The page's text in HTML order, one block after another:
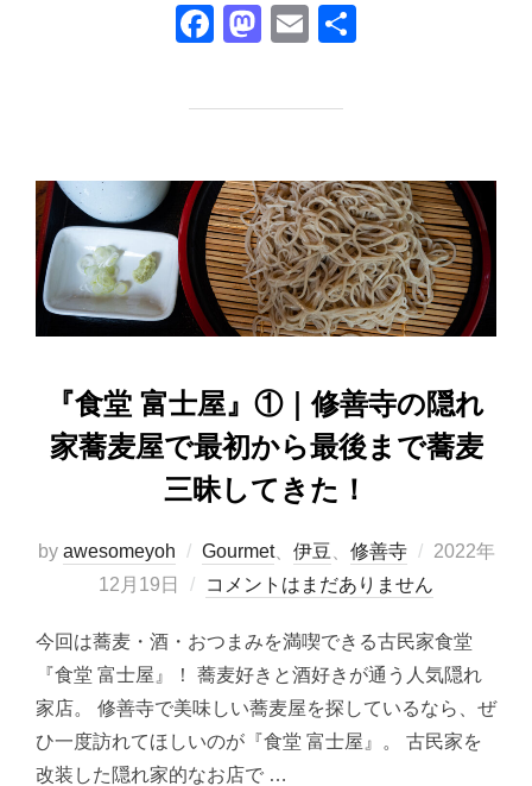
F
c
b
o
o
k
M
st
d
o
n
E
ail
『食堂 富士屋』①｜修善寺の隠れ
家蕎麦屋で最初から最後まで蕎麦
三昧してきた！
by awesomeyoh Gourmet、 伊豆 修善寺
投
2022年
12月19日
コメントはまだありません
今回は蕎麦・酒・おつまみを満喫できる古民家食堂
『食堂 富士屋』！ 蕎麦好きと酒好きが通う人気隠れ
家店。 修善寺で美味しい蕎麦屋を探しているなら、ぜ
ひ一度訪れてほしいのが『食堂 富士屋』。 古民家を
改装した隠れ家的なお店で …